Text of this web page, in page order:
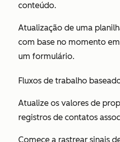
conteúdo.
Atualização de uma
com base no momento
um formulário.
Fluxos de trabalho
Atualize os valores de
registros de contatos
Comece a rastrear sinais